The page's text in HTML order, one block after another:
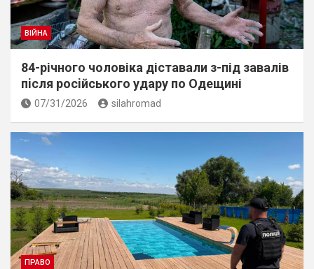
ВІЙНА
84-річного чоловіка діставали з-під завалів
пiсля росiйського удару по Одещині
07/31/2026 silahromad
ПРАВО